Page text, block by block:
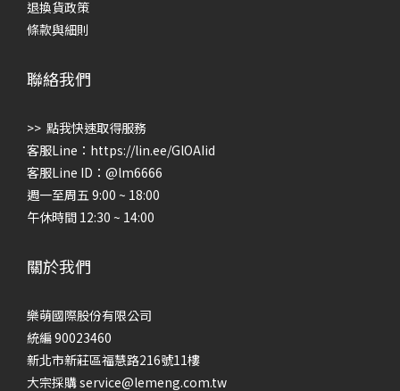
退換貨政策
條款與細則
聯絡我們
>> 點我快速取得服務
客服Line： https://lin.ee/GlOAIid
客服Line ID：@lm6666
週一至周五 9:00 ~ 18:00
午休時間 12:30 ~ 14:00
關於我們
樂萌國際股份有限公司
統編 90023460
新北市新莊區福慧路216號11樓
大宗採購 service@lemeng.com.tw